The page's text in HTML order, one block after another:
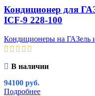
Кондиционер для
ICF-9 228-100
Кондиционеры на ГАЗель
В наличии
94100 руб.
Подробнее